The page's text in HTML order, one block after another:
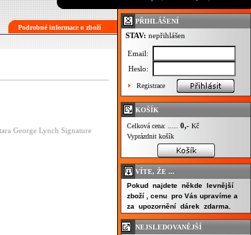
Podrobné informace o zboží
George Lynch Signature
PŘIHLÁŠENÍ
STAV: nepřihlášen
Email:
Heslo:
Registrace
KOŠÍK
Celková cena: ..... 0,- Kč
Vyprázdnit košík
VÍTE, ŽE ...
Pokud najdete někde levnější
zboží , cenu pro Vás upravíme a
za upozornění dárek zdarma.
NEJSLEDOVANĚJŠÍ